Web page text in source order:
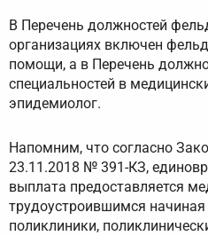
В Перечень должностей
организациях включен
помощи, а в Перечень
специальностей в
эпидемиолог.
Напомним, что согласно
23.11.2018 № 391-КЗ,
выплата предоставляется
трудоустроившимся
поликлиники,